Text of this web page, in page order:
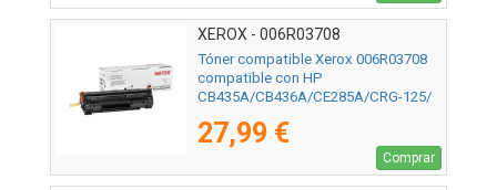
XEROX - 006R03708
Tóner compatible Xerox 006R03708
compatible con HP
CB435A/CB436A/CE285A/CRG-125/
27,99 €
Comprar